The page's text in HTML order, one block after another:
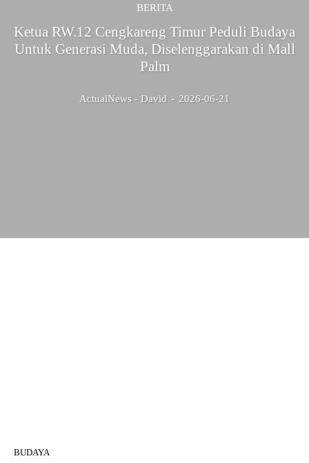
BERITA
Ketua RW.12 Cengkareng Timur Peduli Budaya
Untuk Generasi Muda, Diselenggarakan di Mall
Palm
ActualNews - David - 2026-06-21
BUDAYA